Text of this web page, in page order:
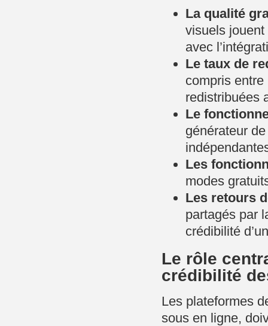
La qualité
visuels jouent
avec
Le taux de
compris
redistribuées
Le
générateur
Les
modes
Les retours
partagés par
crédibilité
Le rôle
crédibilité
Les plateformes
sous en ligne,